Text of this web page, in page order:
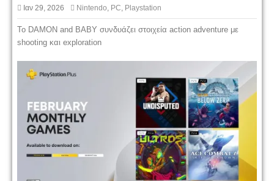
Ιαν 29, 2026 Nintendo, PC, Playstation
Το DAMON and BABY συνδυάζει στοιχεία action adventure με
shooting και exploration